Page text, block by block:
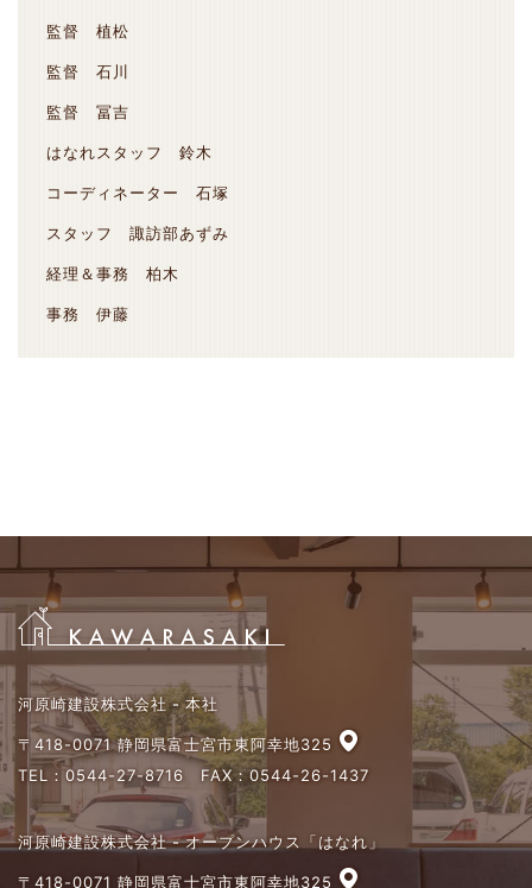
監督 植松
監督 石川
監督 冨吉
はなれスタッフ 鈴木
コーディネーター 石塚
スタッフ 諏訪部あずみ
経理＆事務 柏木
事務 伊藤
河原崎建設株式会社 - 本社
〒418-0071 静岡県富士宮市東阿幸地325
TEL： 0544-27-8716 FAX：0544-26-1437
河原崎建設株式会社 - オープンハウス「はなれ」
〒418-0071 静岡県富士宮市東阿幸地325